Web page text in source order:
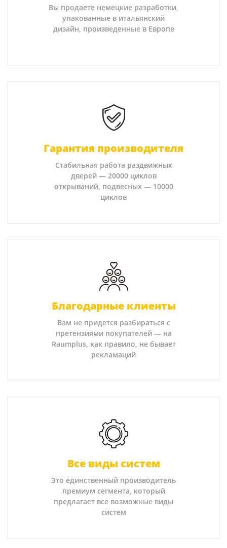
Вы продаете немецкие разработки,
упакованные в итальянский
дизайн, произведенные в Европе
Гарантия производителя
Стабильная работа раздвижных
дверей — 20000 циклов
открываний, подвесных — 10000
циклов
Благодарные клиенты
Вам не придется разбираться с
претензиями покупателей — на
Raumplus, как правило, не бывает
рекламаций
Все виды систем
Это единственный производитель
премиум сегмента, который
предлагает все возможные виды
систем